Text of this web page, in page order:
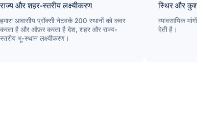
राज्य और शहर-स्तरीय लक्ष्यीकरण
हमारा आवासीय प्रॉक्सी नेटवर्क 200 स्थानों को कवर
करता है और ऑफ़र करता है देश, शहर और राज्य-
स्तरीय भू-स्थान लक्ष्यीकरण।
स्थिर और
व्यावसायिक
देती है।